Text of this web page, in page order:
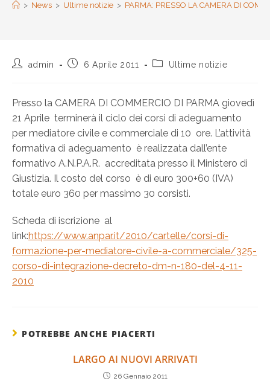
> News > Ultime notizie > PARMA: PRESSO LA CAMERA DI
admin 6 Aprile 2011 Ultime notizie
Presso la CAMERA DI COMMERCIO DI PARMA giovedì
21 Aprile terminerà il ciclo dei corsi di adeguamento
per mediatore civile e commerciale di 10 ore. L’attività
formativa di adeguamento è realizzata dall’ente
formativo A.N.P.A.R. accreditata presso il Ministero di
Giustizia. Il costo del corso è di euro 300+60 (IVA)
totale euro 360 per massimo 30 corsisti.
Scheda di iscrizione al
link:https://www.anpar.it/2010/cartelle/corsi-di-
formazione-per-mediatore-civile-a-commerciale/325-
corso-di-integrazione-decreto-dm-n-180-del-4-11-
2010
POTREBBE ANCHE PIACERTI
LARGO AI NUOVI ARRIVATI
26 Gennaio 2011